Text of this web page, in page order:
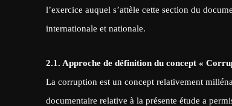
l’exercice auquel s’attèle cette section du
internationale et nationale.
2.1. Approche de définition du concept «
La corruption est un concept relativement
documentaire relative à la présente étude a